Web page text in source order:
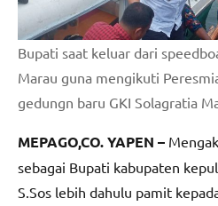
Bupati saat keluar dari
Marau guna mengikuti
gedungn baru GKI Solagratia
MEPAGO,CO. YAPEN –
sebagai Bupati kabupaten
S.Sos lebih dahulu pamit